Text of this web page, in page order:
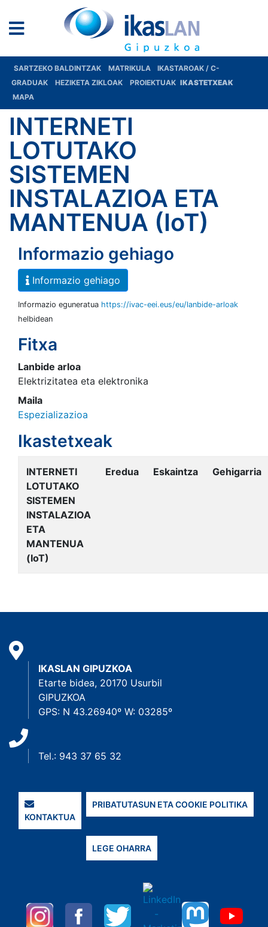
SARTZEKO BALDINTZAK MATRIKULA
IKASTAROAK / C-
GRADUAK
HEZIKETA ZIKLOAK PROIEKTUAK IKASTETXEAK
MAPA
INTERNETI
LOTUTAKO
SISTEMEN
INSTALAZIOA ETA
MANTENUA (IoT)
Informazio gehiago
Informazio gehiago
Informazio eguneratua https://ivac-eei.eus/eu/lanbide-arloak
helbidean
Fitxa
Lanbide arloa
Elektrizitatea eta elektronika
Maila
Espezializazioa
Ikastetxeak
INTERNETI
LOTUTAKO
SISTEMEN
INSTALAZIOA
ETA
MANTENUA
(IoT)
Eredua Eskaintza Gehigarria
IKASLAN GIPUZKOA
Etarte bidea, 20170 Usurbil
GIPUZKOA
GPS: N 43.26940º W: 03285º
Tel.: 943 37 65 32
KONTAKTUA
PRIBATUTASUN ETA COOKIE POLITIKA
LEGE OHARRA